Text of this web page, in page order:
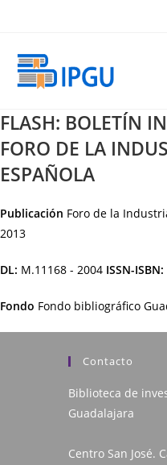
FLASH: BOLETÍN
FORO DE LA
ESPAÑOLA
Publicación Foro de la
2013
DL: M.11168 - 2004 ISSN-ISBN:
Fondo Fondo bibliográfico
Contacto
Biblioteca de
Guadalajara
Centro San José.